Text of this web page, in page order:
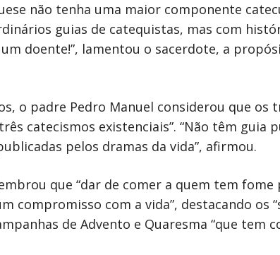
não tenha uma maior componente
guias de catequistas, mas com
doente!”, lamentou o sacerdote, a
o padre Pedro Manuel considerou que
catecismos existenciais”. “Não têm
pelos dramas da vida”, afirmou.
que “dar de comer a quem tem
compromisso com a vida”, destacando os
de Advento e Quaresma “que tem